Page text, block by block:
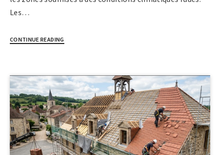
Les…
CONTINUE READING